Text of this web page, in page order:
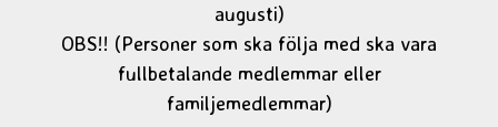
augusti)
OBS!! (Personer som ska följa med ska vara
fullbetalande medlemmar eller
familjemedlemmar)